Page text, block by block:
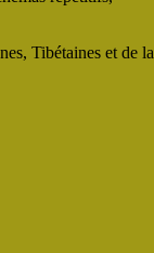
Tibétaines et de la